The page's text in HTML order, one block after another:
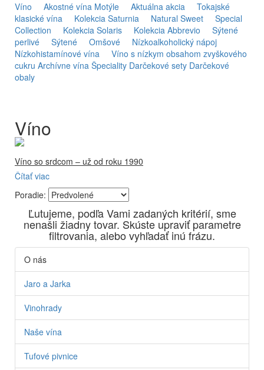
Víno Akostné vína Motýle Aktuálna akcia
Tokajské
klasické vína
Kolekcia Saturnia Natural Sweet
Special
Collection
Kolekcia Solaris Kolekcia Abbrevio
Sýtené
perlivé
Sýtené Omšové
Nízkoalkoholický nápoj
Nízkohistamínové vína
Víno s nízkym obsahom zvyškového
cukru Archívne vína Špeciality Darčekové sety Darčekové
obaly
Víno
Víno so srdcom – už od roku 1990
Firma Ostrožovič je najstaršou privátnou firmou na
slovenskom Tokaji.
Vyrábame kvalitné odrodové a výberové vína. Ako prví sme
priniesli na slovenský trh sólo spracované vína z tokajských
odrôd Furmint, Lipovina a Muškát žltý reduktívnou
technológiou. Hrozno spracúvame najmodernejšími
technológiami, vrátane riadenej fermentácie.
Čítať viac
Poradie:
Ľutujeme, podľa Vami zadaných kritérií, sme
nenašli žiadny tovar. Skúste upraviť parametre
filtrovania, alebo vyhľadať inú frázu.
O nás
Jaro a Jarka
Vinohrady
Naše vína
Tufové pivnice